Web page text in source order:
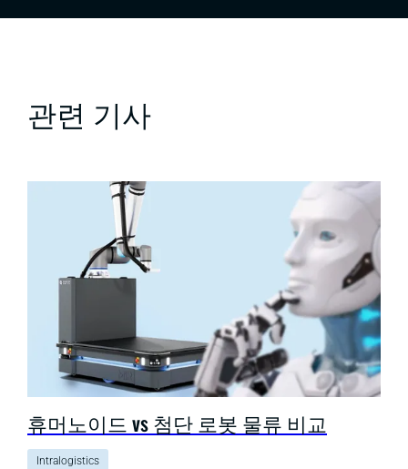
관련 기사
휴머노이드 vs 첨단 로봇 물류 비교
Intralogistics